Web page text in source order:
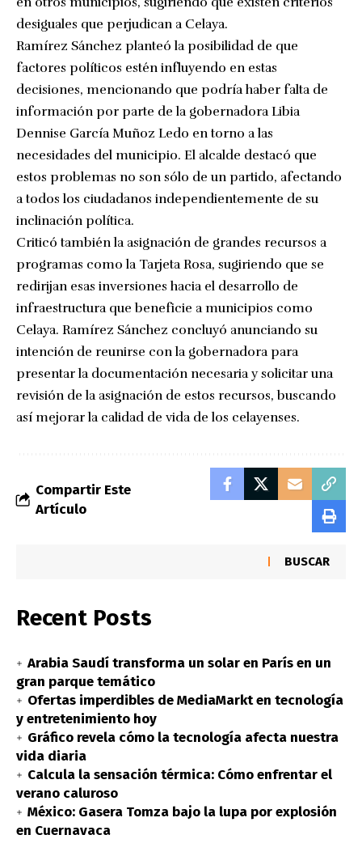
desiguales que perjudican a Celaya.
Ramírez Sánchez planteó la posibilidad de que
factores políticos estén influyendo en estas
decisiones, mencionando que podría haber falta de
información por parte de la gobernadora Libia
Dennise García Muñoz Ledo en torno a las
necesidades del municipio. El alcalde destacó que
estos problemas no son sólo de un partido, afectando
a todos los ciudadanos independientemente de su
inclinación política.
Criticó también la asignación de grandes recursos a
programas como la Tarjeta Rosa, sugiriendo que se
redirijan esas inversiones hacia el desarrollo de
infraestructura que beneficie a municipios como
Celaya. Ramírez Sánchez concluyó anunciando su
intención de reunirse con la gobernadora para
presentar la documentación necesaria y solicitar una
revisión de la asignación de estos recursos, buscando
así mejorar la calidad de vida de los celayenses.
Compartir Este
Artículo
BUSCAR
Recent Posts
Arabia Saudí transforma un solar en París en un
gran parque temático
Ofertas imperdibles de MediaMarkt en tecnología
y entretenimiento hoy
Gráfico revela cómo la tecnología afecta nuestra
vida diaria
Calcula la sensación térmica: Cómo enfrentar el
verano caluroso
México: Gasera Tomza bajo la lupa por explosión
en Cuernavaca